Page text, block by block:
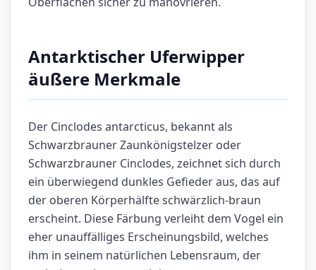
Antarktischer Uferwipper
äußere Merkmale
Der Cinclodes antarcticus, bekannt als
Schwarzbrauner Zaunkönigstelzer oder
Schwarzbrauner Cinclodes, zeichnet sich durch
ein überwiegend dunkles Gefieder aus, das auf
der oberen Körperhälfte schwärzlich-braun
erscheint. Diese Färbung verleiht dem Vogel ein
eher unauffälliges Erscheinungsbild, welches
ihm in seinem natürlichen Lebensraum, der